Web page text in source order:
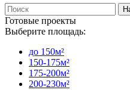
Готовые проекты
Выберите площадь:
до 150м²
150-175м²
175-200м²
200-230м²